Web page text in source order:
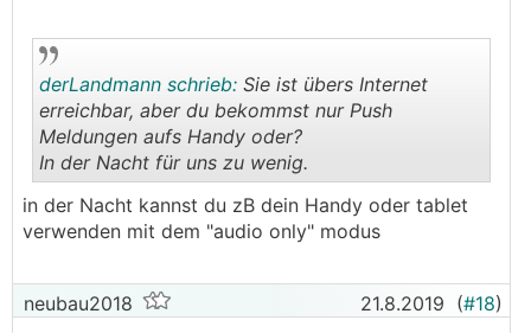
..
derLandmann schrieb: Sie ist übers Internet
erreichbar, aber du bekommst nur Push
Meldungen aufs Handy oder?
In der Nacht für uns zu wenig.
in der Nacht kannst du zB dein Handy oder tablet
verwenden mit dem "audio only" modus
neubau2018 21.8.2019 (#18)